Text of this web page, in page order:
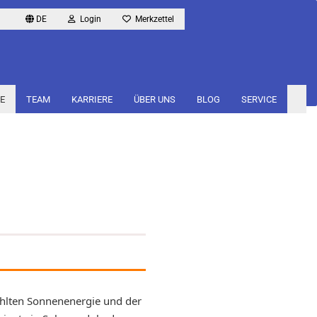
DE Login Merkzettel
TEAM KARRIERE ÜBER UNS BLOG SERVICE
Sonnenenergie und der